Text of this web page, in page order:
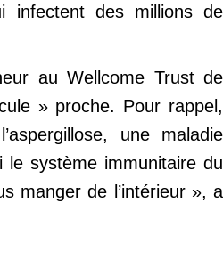
infectent des millions de
au Wellcome Trust de
» proche. Pour rappel,
une maladie
système immunitaire du
manger de l’intérieur », a